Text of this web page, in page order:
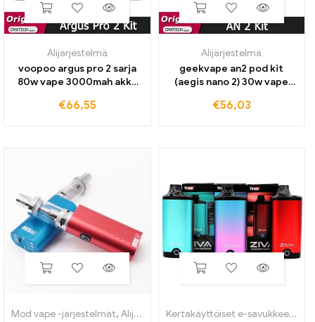
Alijärjestelmä
voopoo argus pro 2 sarja
80w vape 3000mah akku
pnp coil sähkösavukkeen
€66,55
Alijärjestelmä
geekvape an2 pod kit
(aegis nano 2) 30w vape
patruunalla 0.6/1,2 ohm e
€56,03
Mod vape -järjestelmät, Alijärjestelmä ,Höyrystimet ja käämit Kertakäyttöiset e-savukkeet
,